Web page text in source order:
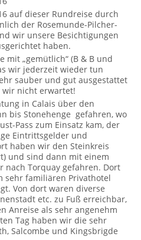
Minibus
Coast Path)und Südengland
mit BTCo
auf dieser Rundreise durch
der Rosemunde-Pilcher-
wir unsere Besichtigungen
haben.
mit „gemütlich“ (B & B und
wir jederzeit wieder tun
sauber und gut ausgestattet
wir nicht erwartet!
in Calais über den
bis Stonehenge gefahren, wo
Pass zum Einsatz kam, der
Eintrittsgelder und
haben wir den Steinkreis
und sind dann mit einem
nach Torquay gefahren. Dort
sehr familiären Privathotel
Von dort waren diverse
etc. zu Fuß erreichbar,
Anreise als sehr angenehm
Tag haben wir die sehr
Salcombe und Kingsbrigde